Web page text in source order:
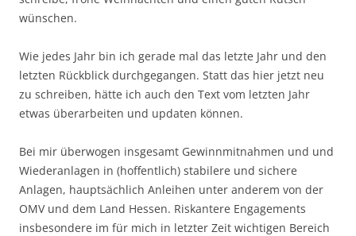
wünschen.
Wie jedes Jahr bin ich gerade mal das letzte Jahr und den
letzten Rückblick durchgegangen. Statt das hier jetzt neu
zu schreiben, hätte ich auch den Text vom letzten Jahr
etwas überarbeiten und updaten können.
Bei mir überwogen insgesamt Gewinnmitnahmen und und
Wiederanlagen in (hoffentlich) stabilere und sichere
Anlagen, hauptsächlich Anleihen unter anderem von der
OMV und dem Land Hessen. Riskantere Engagements
insbesondere im für mich in letzter Zeit wichtigen Bereich